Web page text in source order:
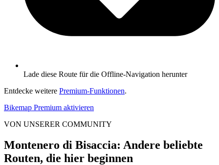
Lade diese Route für die Offline-Navigation herunter
Entdecke weitere Premium-Funktionen.
Bikemap Premium aktivieren
VON UNSERER COMMUNITY
Montenero di Bisaccia: Andere beliebte
Routen, die hier beginnen